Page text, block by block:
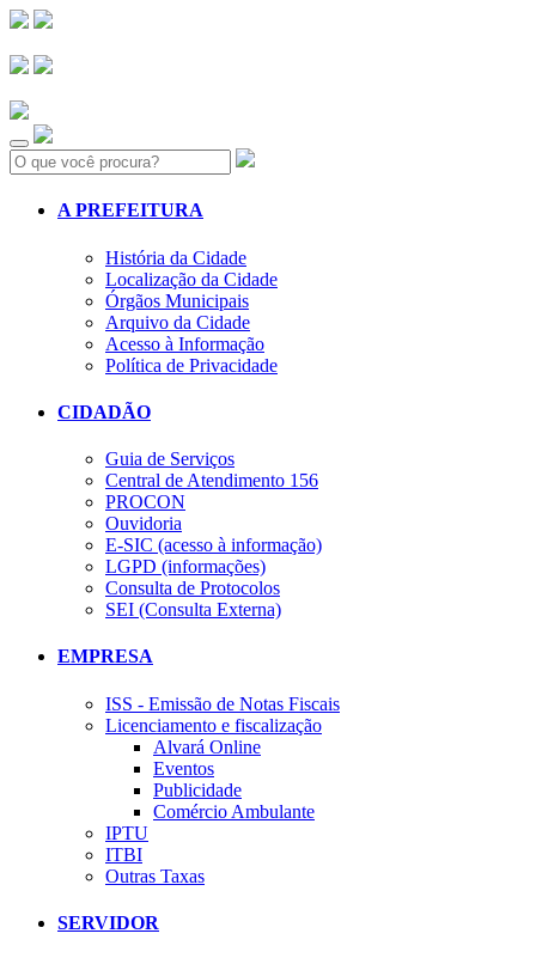
Search:
A PREFEITURA
História da Cidade
Localização da Cidade
Órgãos Municipais
Arquivo da Cidade
Acesso à Informação
Política de Privacidade
CIDADÃO
Guia de Serviços
Central de Atendimento 156
PROCON
Ouvidoria
E-SIC (acesso à informação)
LGPD (informações)
Consulta de Protocolos
SEI (Consulta Externa)
EMPRESA
ISS - Emissão de Notas Fiscais
Licenciamento e fiscalização
Alvará Online
Eventos
Publicidade
Comércio Ambulante
IPTU
ITBI
Outras Taxas
SERVIDOR